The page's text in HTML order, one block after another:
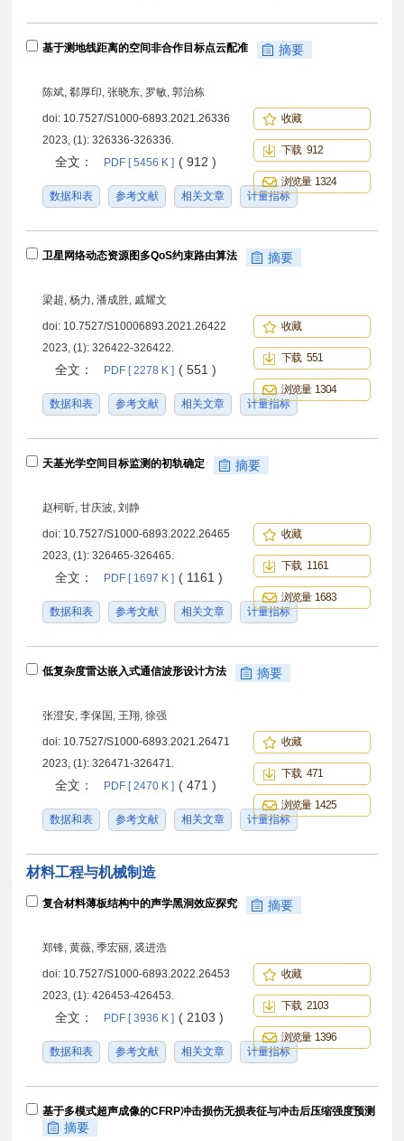
基于测地线距离的空间非合作目标点云配准 摘要
陈斌, 郗厚印, 张晓东, 罗敏, 郭治栋
doi: 10.7527/S1000-6893.2021.26336
2023, (1): 326336-326336.
全文： PDF [ 5456 K ] ( 912 )
数据和表 参考文献 相关文章 计量指标
收藏
下载 912
浏览量 1324
卫星网络动态资源图多QoS约束路由算法 摘要
梁超, 杨力, 潘成胜, 戚耀文
doi: 10.7527/S10006893.2021.26422
2023, (1): 326422-326422.
全文： PDF [ 2278 K ] ( 551 )
数据和表 参考文献 相关文章 计量指标
收藏
下载 551
浏览量 1304
天基光学空间目标监测的初轨确定 摘要
赵柯昕, 甘庆波, 刘静
doi: 10.7527/S1000-6893.2022.26465
2023, (1): 326465-326465.
全文： PDF [ 1697 K ] ( 1161 )
数据和表 参考文献 相关文章 计量指标
收藏
下载 1161
浏览量 1683
低复杂度雷达嵌入式通信波形设计方法 摘要
张澄安, 李保国, 王翔, 徐强
doi: 10.7527/S1000-6893.2021.26471
2023, (1): 326471-326471.
全文： PDF [ 2470 K ] ( 471 )
数据和表 参考文献 相关文章 计量指标
收藏
下载 471
浏览量 1425
材料工程与机械制造
复合材料薄板结构中的声学黑洞效应探究 摘要
郑锋, 黄薇, 季宏丽, 裘进浩
doi: 10.7527/S1000-6893.2022.26453
2023, (1): 426453-426453.
全文： PDF [ 3936 K ] ( 2103 )
数据和表 参考文献 相关文章 计量指标
收藏
下载 2103
浏览量 1396
基于多模式超声成像的CFRP冲击损伤无损表征与冲击后压缩强度预测
摘要